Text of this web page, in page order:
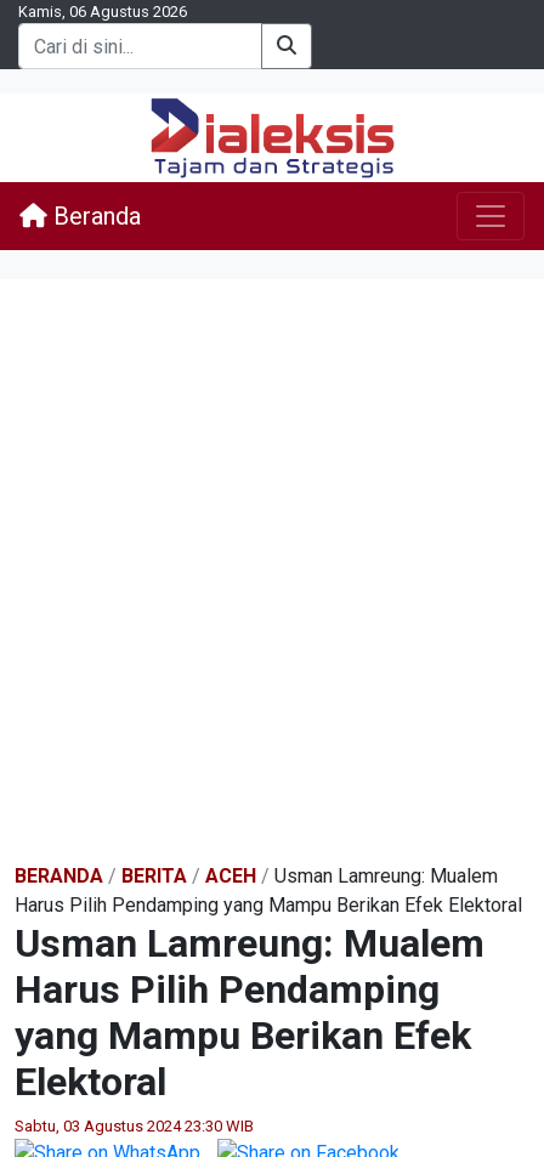
Kamis, 06 Agustus 2026
Beranda
BERANDA / BERITA / ACEH / Usman Lamreung: Mualem
Harus Pilih Pendamping yang Mampu Berikan Efek Elektoral
Usman Lamreung: Mualem
Harus Pilih Pendamping
yang Mampu Berikan Efek
Elektoral
Sabtu, 03 Agustus 2024 23:30 WIB